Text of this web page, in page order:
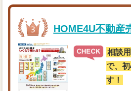
HOME4U不動産
相談
で、
す！